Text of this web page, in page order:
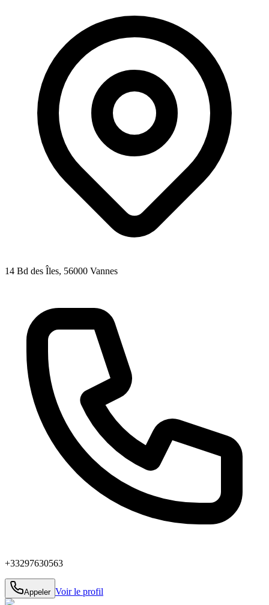
14 Bd des Îles, 56000 Vannes
+33297630563
Appeler Voir le profil